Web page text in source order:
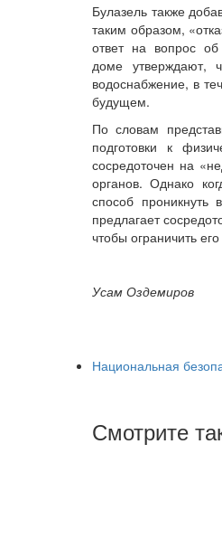
Булазель также
таким образом,
ответ на вопрос
доме утверждают,
водоснабжение, в
будущем.
По словам
подготовки к
сосредоточен на
органов. Однако
способ проникнуть
предлагает
чтобы ограничить
Усам Оздемиров
Национальная
Смотрите